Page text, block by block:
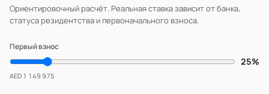
Ориентировочный расчёт. Реальная ставка зависит от банка,
статуса резидентства и первоначального взноса.
Первый взнос
25%
AED 1 149 975